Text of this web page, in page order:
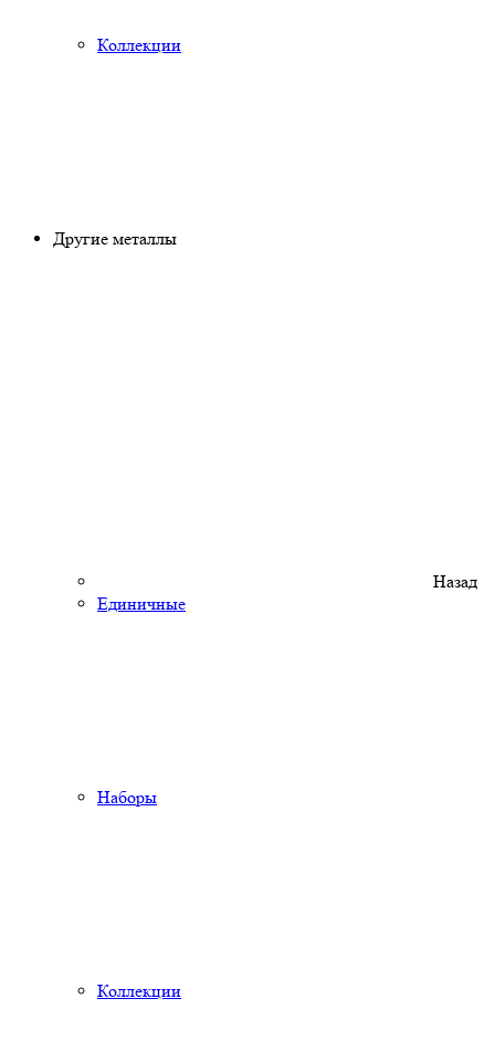
Коллекции
Другие металлы
Назад
Единичные
Наборы
Коллекции